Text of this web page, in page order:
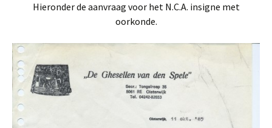
Hieronder de aanvraag voor het N.C.A. insigne met
oorkonde.